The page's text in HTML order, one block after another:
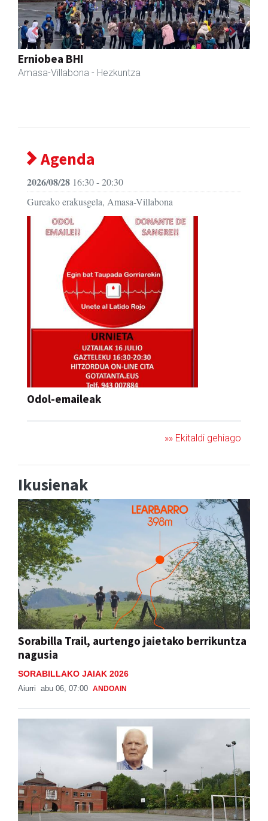
Amane
Amasa-Villabona - Arropa-dendak
Previous Next
Agenda
2026/08/28 16:30 - 20:30
Gureako erakusgela, Amasa-Villabona
Odol-emaileak
»» Ekitaldi gehiago
Ikusienak
Sorabilla Trail, aurtengo jaietako berrikuntza
nagusia
SORABILLAKO JAIAK 2026
Aiurri abu 06, 07:00 ANDOAIN